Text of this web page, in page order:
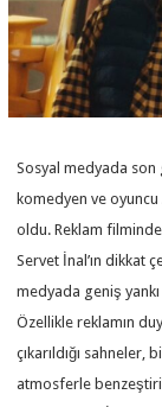
Sosyal medyada son
komedyen ve oyuncu
oldu. Reklam filminde
Servet İnal’ın dikkat
medyada geniş yankı
Özellikle reklamın
çıkarıldığı sahneler,
atmosferle